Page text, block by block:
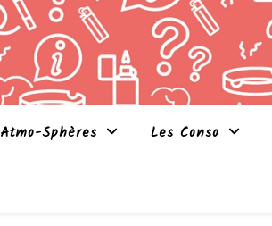
Atmo-Sphères Les Conso